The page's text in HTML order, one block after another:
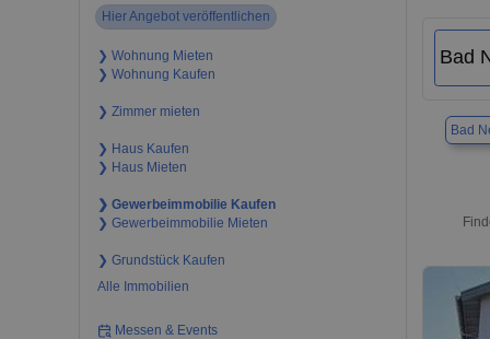
Hier Angebot veröffentlichen
❯ Wohnung Mieten
❯ Wohnung Kaufen
❯ Zimmer mieten
❯ Haus Kaufen
❯ Haus Mieten
❯ Gewerbeimmobilie Kaufen
❯ Gewerbeimmobilie Mieten
❯ Grundstück Kaufen
Alle Immobilien
Messen & Events
Bad